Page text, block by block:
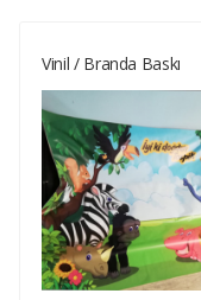
Vinil / Branda Baskı